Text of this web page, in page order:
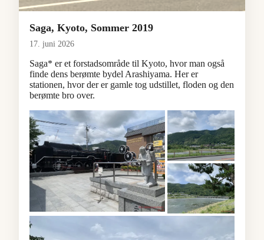
Saga, Kyoto, Sommer 2019
17. juni 2026
Saga* er et forstadsområde til Kyoto, hvor man også
finde dens berømte bydel Arashiyama. Her er
stationen, hvor der er gamle tog udstillet, floden og den
berømte bro over.